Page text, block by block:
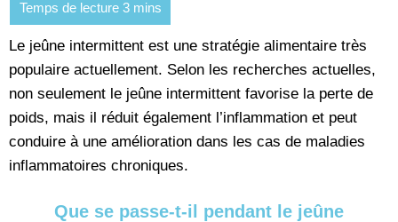
Le jeûne intermittent est une stratégie alimentaire très
populaire actuellement. Selon les recherches actuelles,
non seulement le jeûne intermittent favorise la perte de
poids, mais il réduit également l’inflammation et peut
conduire à une amélioration dans les cas de maladies
inflammatoires chroniques.
Que se passe-t-il pendant le jeûne